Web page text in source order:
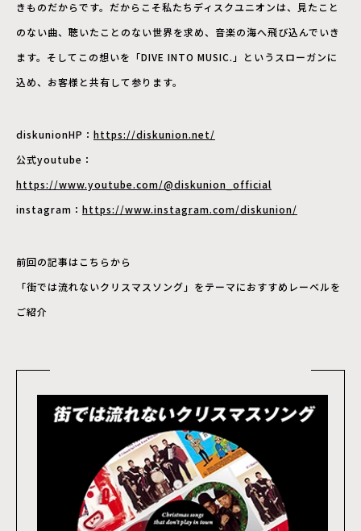
きものだからです。だからこそ私たちディスクユニオンは、見たこと
のない曲、聴いたことのない世界を求め、音楽の海へ飛び込んでいき
ます。そしてこの想いを「DIVE INTO MUSIC.」というスローガンに
込め、お客様と共有して参ります。
diskunionHP： https://diskunion.net/
公式youtube：
https://www.youtube.com/@diskunion_official
instagram： https://www.instagram.com/diskunion/
前回の記事はこちらから
「街では流れないクリスマスソング」をテーマにおすすめレーベルを
ご紹介